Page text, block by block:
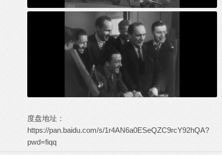
度盘地址：
https://pan.baidu.com/s/1r4AN6a0ESeQZC9rcY92hQA?
pwd=fiqq